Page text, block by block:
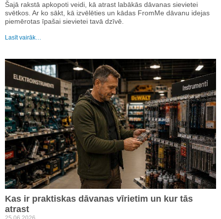
Šajā rakstā apkopoti veidi, kā atrast labākās dāvanas sievietei
svētkos. Ar ko sākt, kā izvēlēties un kādas FromMe dāvanu idejas
piemērotas īpašai sievietei tavā dzīvē.
Lasīt vairāk…
Kas ir praktiskas dāvanas vīrietim un kur tās
atrast